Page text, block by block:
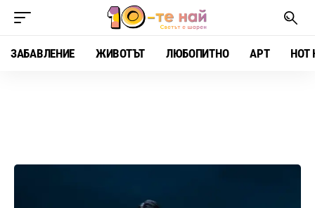
ЗАБАВЛЕНИЕ ЖИВОТЪТ ЛЮБОПИТНО АРТ HOT